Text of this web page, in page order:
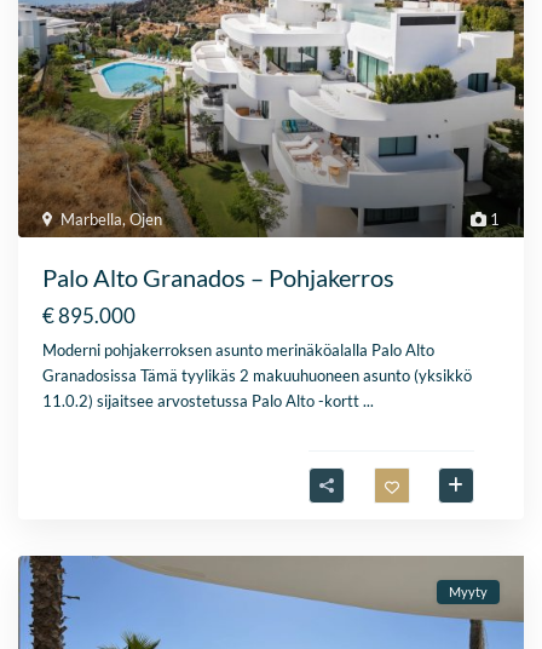
1
Marbella,Ojen
Palo Alto Granados – Pohjakerros
€ 895.000
Moderni pohjakerroksen asunto merinäköalalla Palo Alto
Granadosissa Tämä tyylikäs 2 makuuhuoneen asunto (yksikkö
11.0.2) sijaitsee arvostetussa Palo Alto -kortt...
Myyty